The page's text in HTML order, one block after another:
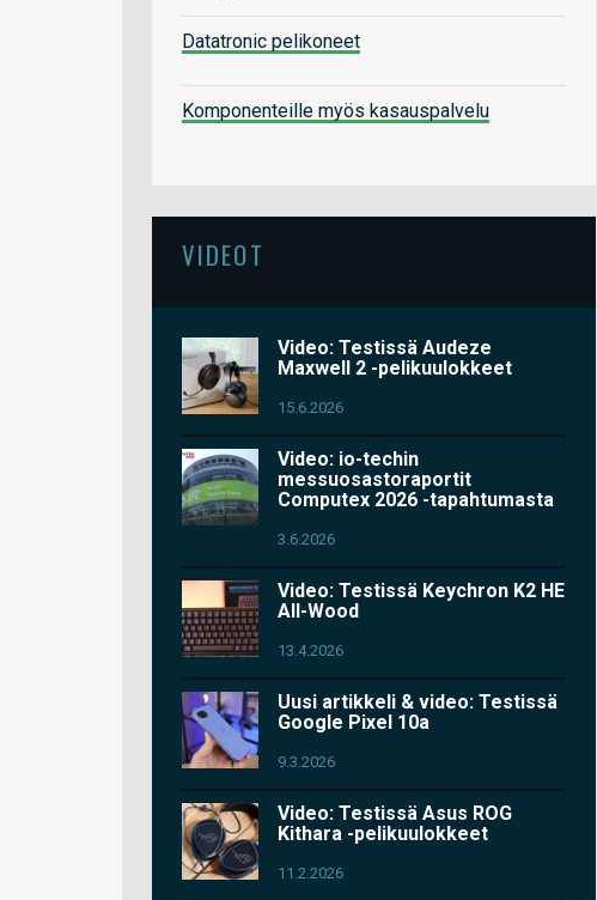
Datatronic pelikoneet
Komponenteille myös kasauspalvelu
VIDEOT
Video: Testissä Audeze
Maxwell 2 -pelikuulokkeet
15.6.2026
Video: io-techin
messuosastoraportit
Computex 2026 -tapahtumasta
3.6.2026
Video: Testissä Keychron K2 HE
All-Wood
13.4.2026
Uusi artikkeli & video: Testissä
Google Pixel 10a
9.3.2026
Video: Testissä Asus ROG
Kithara -pelikuulokkeet
11.2.2026